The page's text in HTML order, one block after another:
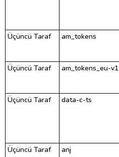
Üçüncü Taraf
am_tokens
Üçüncü Taraf
am_tokens_eu-v1
Üçüncü Taraf
data-c-ts
Üçüncü Taraf
anj